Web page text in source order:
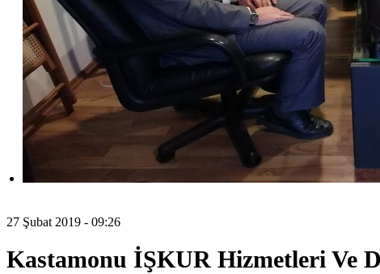
27 Şubat 2019 - 09:26
Kastamonu İŞKUR Hizmetleri Ve